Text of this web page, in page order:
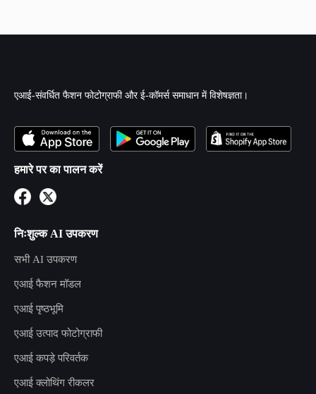
एआई-संवर्धित फैशन फोटोग्राफी और ई-कॉमर्स समाधान में विशेषज्ञता।
हमारे पर का पालन करें
निःशुल्क AI उपकरण
सभी AI उपकरण
एआई फैशन मॉडल
एआई पृष्ठभूमि
एआई उत्पाद फोटोग्राफी
एआई कपड़े परिवर्तक
एआई क्लोथिंग रीकलर